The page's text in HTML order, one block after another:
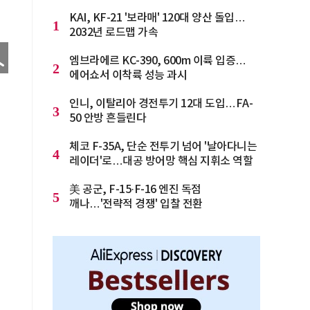
1
KAI, KF-21 '보라매' 120대 양산 돌입…
2032년 로드맵 가속
2
엠브라에르 KC-390, 600m 이륙 입증…
에어쇼서 이착륙 성능 과시
3
인니, 이탈리아 경전투기 12대 도입…FA-
50 안방 흔들린다
4
체코 F-35A, 단순 전투기 넘어 '날아다니는
레이더'로…대공 방어망 핵심 지휘소 역할
5
美 공군, F-15·F-16 엔진 독점
깨나…'전략적 경쟁' 입찰 전환